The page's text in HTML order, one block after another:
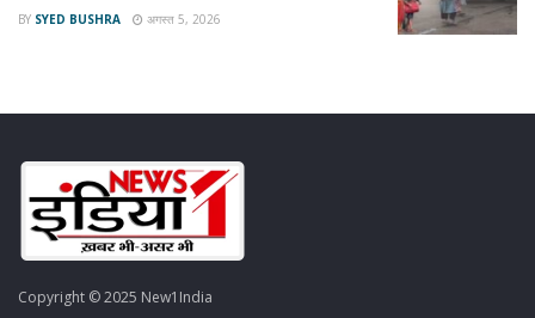
BY SYED BUSHRA अगस्त 5, 2026
Copyright © 2025 New1India